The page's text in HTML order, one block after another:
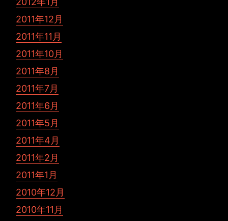
2011年12月
2011年11月
2011年10月
2011年8月
2011年7月
2011年6月
2011年5月
2011年4月
2011年2月
2011年1月
2010年12月
2010年11月